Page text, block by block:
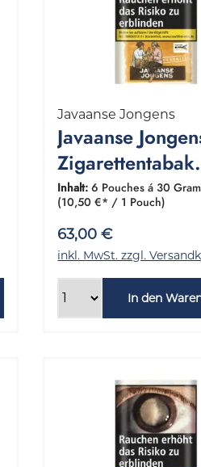
Javaanse Jongens
Javaanse
Zigarettentabak
Classic 1
6x30 Gramm
Inhalt:6 Pouches á 30
(10,50 €* / 1 Pouch)
63,00 €
inkl. MwSt. zzgl.
In den